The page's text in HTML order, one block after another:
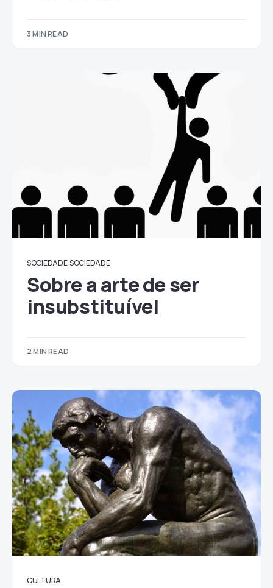
3 MIN READ
SOCIEDADE SOCIEDADE
Sobre a arte de ser
insubstituível
2 MIN READ
CULTURA